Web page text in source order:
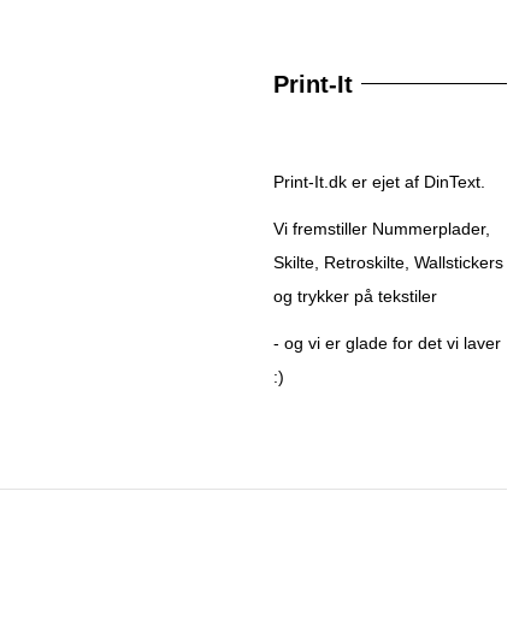
Print-It
Print-It.dk er ejet af DinText.
Vi fremstiller Nummerplader,
Skilte, Retroskilte, Wallstickers
og trykker på tekstiler
- og vi er glade for det vi laver
:)